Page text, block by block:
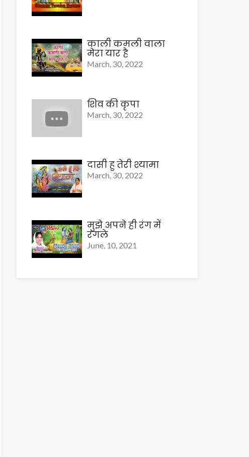
काली कमली वाला
मेरा यार है
March, 30, 2022
शिव की कृपा
March, 30, 2022
दासी हु तेरी श्यामा
March, 30, 2022
मुझे अपने ही रंग में
रंगले
June, 10, 2021